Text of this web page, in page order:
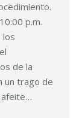
p.m.
los
de la
un trago de
afeite…